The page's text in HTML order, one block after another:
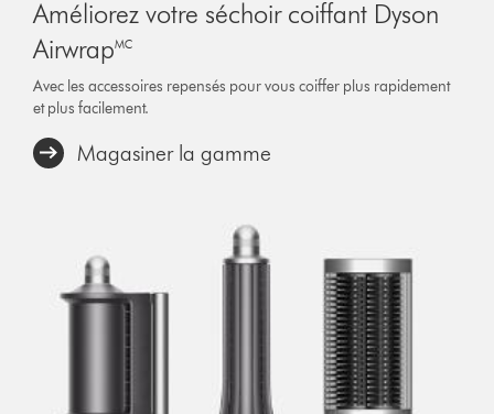
Améliorez votre séchoir coiffant Dyson
Airwrap🅪
Avec les accessoires repensés pour vous coiffer plus rapidement
et plus facilement.
Magasiner la gamme